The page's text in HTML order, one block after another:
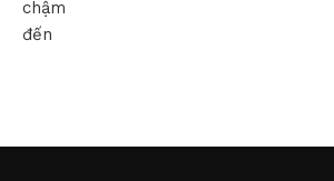
chậm
đến